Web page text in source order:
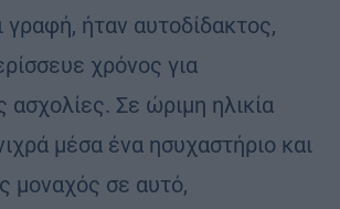
γραφή, ήταν αυτοδίδακτος,
χρόνος για
ασχολίες. Σε ώριμη ηλικία
μέσα ένα ησυχαστήριο και
μοναχός σε αυτό,